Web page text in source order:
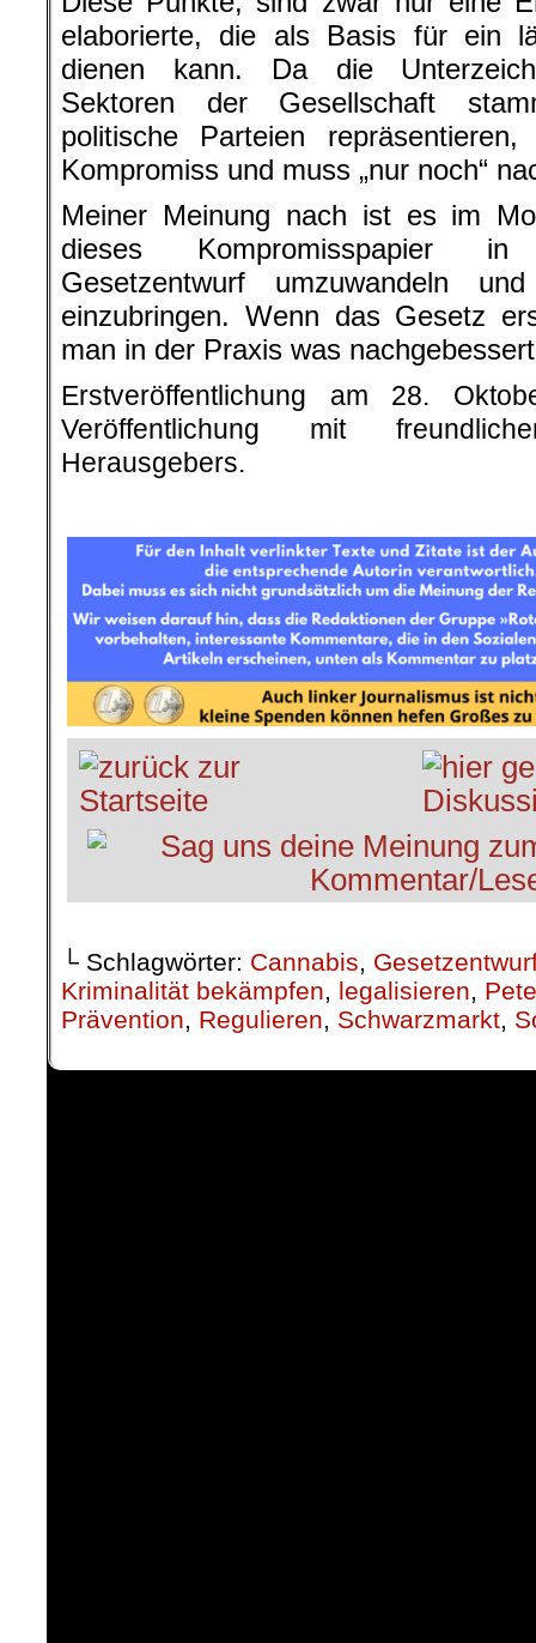
elaborierte, die als Basis für ein
dienen kann. Da die
Sektoren der Gesellschaft
politische Parteien
Kompromiss und muss „nur noch“
Meiner Meinung nach ist es im
dieses Kompromisspapier
Gesetzentwurf umzuwandeln
einzubringen. Wenn das Gesetz
man in der Praxis was
Erstveröffentlichung am 28.
Veröffentlichung mit
Herausgebers.
└ Schlagwörter: Cannabis,
Kriminalität bekämpfen, legalisieren,
Prävention, Regulieren, Schwarzmarkt,